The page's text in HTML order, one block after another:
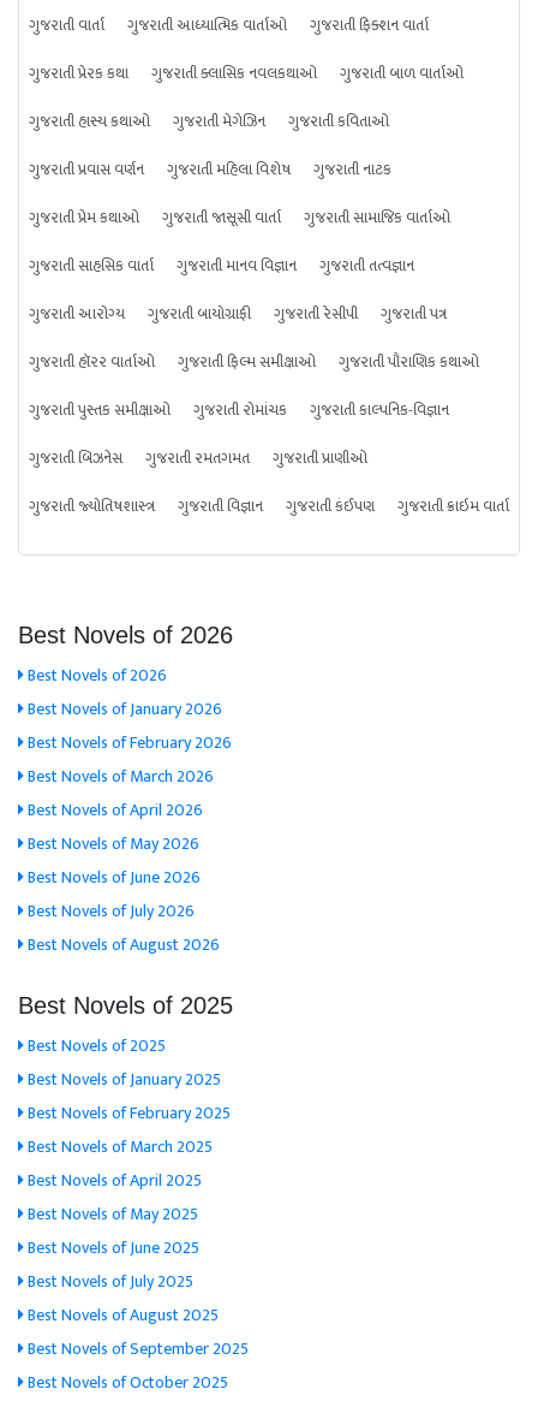
ગુજરાતી વાર્તા ગુજરાતી આધ્યાત્મિક વાર્તાઓ
ગુજરાતી ફિક્શન વાર્તા
ગુજરાતી પ્રેરક કથા
ગુજરાતી ક્લાસિક નવલકથાઓ
ગુજરાતી બાળ વાર્તાઓ
ગુજરાતી હાસ્ય કથાઓ
ગુજરાતી મેગેઝિન
ગુજરાતી કવિતાઓ
ગુજરાતી પ્રવાસ વર્ણન
ગુજરાતી મહિલા વિશેષ
ગુજરાતી નાટક
ગુજરાતી પ્રેમ કથાઓ
ગુજરાતી જાસૂસી વાર્તા
ગુજરાતી સામાજિક વાર્તાઓ
ગુજરાતી સાહસિક વાર્તા
ગુજરાતી માનવ વિજ્ઞાન
ગુજરાતી તત્વજ્ઞાન
ગુજરાતી આરોગ્ય
ગુજરાતી બાયોગ્રાફી ગુજરાતી રેસીપી
ગુજરાતી પત્ર
ગુજરાતી હૉરર વાર્તાઓ
ગુજરાતી ફિલ્મ સમીક્ષાઓ
ગુજરાતી પૌરાણિક કથાઓ
ગુજરાતી પુસ્તક સમીક્ષાઓ
ગુજરાતી રોમાંચક
ગુજરાતી કાલ્પનિક-વિજ્ઞાન
ગુજરાતી બિઝનેસ
ગુજરાતી રમતગમત
ગુજરાતી પ્રાણીઓ
ગુજરાતી જ્યોતિષશાસ્ત્ર
ગુજરાતી વિજ્ઞાન ગુજરાતી કંઈપણ ગુજરાતી ક્રાઇમ વાર્તા
Best Novels of 2026
Best Novels of 2026
Best Novels of January 2026
Best Novels of February 2026
Best Novels of March 2026
Best Novels of April 2026
Best Novels of May 2026
Best Novels of June 2026
Best Novels of July 2026
Best Novels of August 2026
Best Novels of 2025
Best Novels of 2025
Best Novels of January 2025
Best Novels of February 2025
Best Novels of March 2025
Best Novels of April 2025
Best Novels of May 2025
Best Novels of June 2025
Best Novels of July 2025
Best Novels of August 2025
Best Novels of September 2025
Best Novels of October 2025